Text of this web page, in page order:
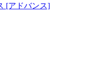
[アドバンス]